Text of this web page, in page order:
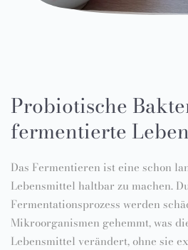
Probiotische
fermentierte
Das Fermentieren ist eine schon
Lebensmittel haltbar zu machen.
Fermentationsprozess werden
Mikroorganismen gehemmt, was
Lebensmittel verändert, ohne sie